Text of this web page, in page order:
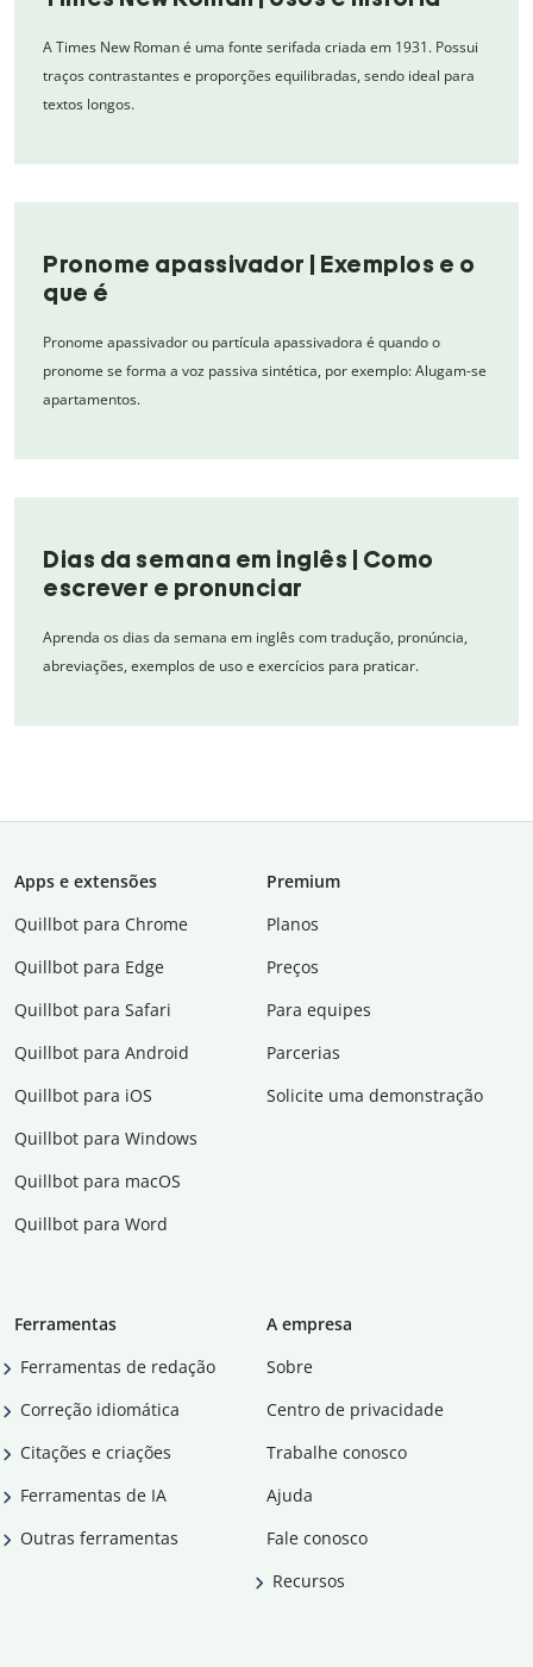
A Times New Roman é uma fonte serifada criada em 1931. Possui
traços contrastantes e proporções equilibradas, sendo ideal para
textos longos.
Pronome apassivador | Exemplos e o
que é
Pronome apassivador ou partícula apassivadora é quando o
pronome se forma a voz passiva sintética, por exemplo: Alugam-se
apartamentos.
Dias da semana em inglês | Como
escrever e pronunciar
Aprenda os dias da semana em inglês com tradução, pronúncia,
abreviações, exemplos de uso e exercícios para praticar.
Apps e extensões
Quillbot para Chrome
Quillbot para Edge
Quillbot para Safari
Quillbot para Android
Quillbot para iOS
Quillbot para Windows
Quillbot para macOS
Quillbot para Word
Premium
Planos
Preços
Para equipes
Parcerias
Solicite uma demonstração
Ferramentas
Ferramentas de redação
Correção idiomática
Citações e criações
Ferramentas de IA
Outras ferramentas
A empresa
Sobre
Centro de privacidade
Trabalhe conosco
Ajuda
Fale conosco
Recursos